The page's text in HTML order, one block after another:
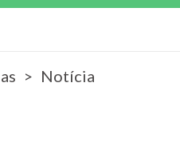
Notícia